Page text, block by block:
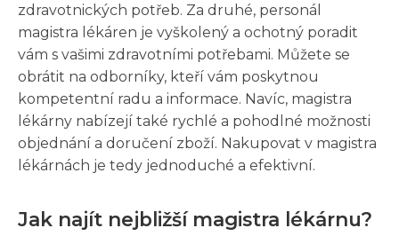
zdravotnických potřeb. Za druhé, personál
magistra lékáren je vyškolený a ochotný poradit
vám s vašimi zdravotními potřebami. Můžete se
obrátit na odborníky, kteří vám poskytnou
kompetentní radu a informace. Navíc, magistra
lékárny nabízejí také rychlé a pohodlné možnosti
objednání a doručení zboží. Nakupovat v magistra
lékárnách je tedy jednoduché a efektivní.
Jak najít nejbližší magistra lékárnu?